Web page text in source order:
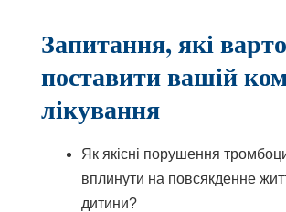
Запитання, які варто
поставити вашій
лікування
Як якісні порушення
вплинути на повсякденне
дитини?